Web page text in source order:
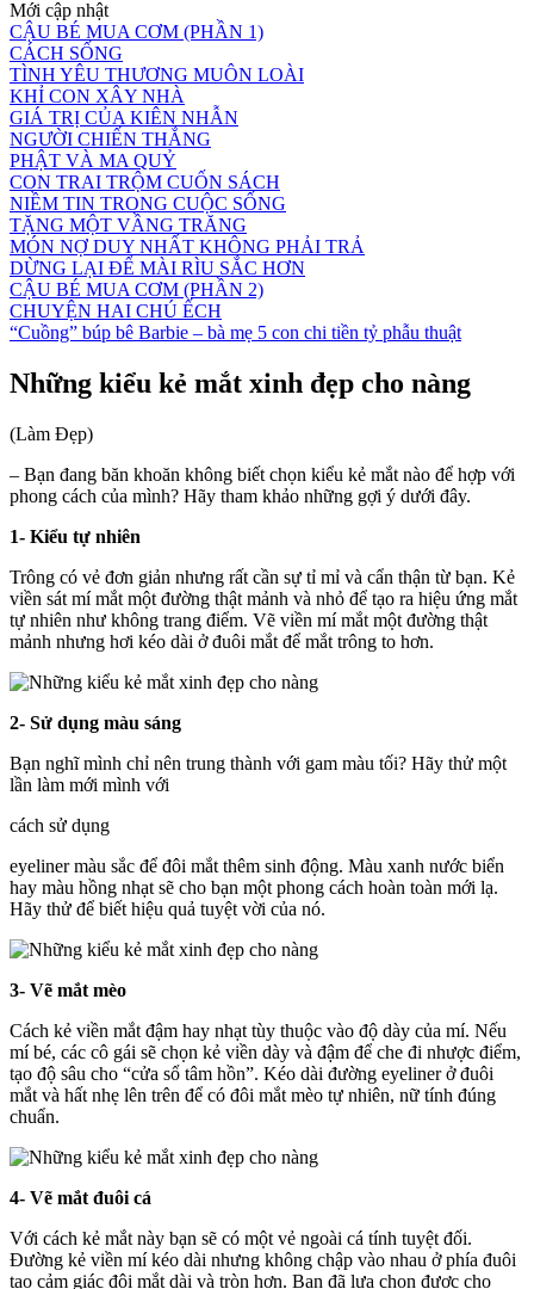
Mới cập nhật
CẬU BÉ MUA CƠM (PHẦN 1)
CÁCH SỐNG
TÌNH YÊU THƯƠNG MUÔN LOÀI
KHỈ CON XÂY NHÀ
GIÁ TRỊ CỦA KIÊN NHẪN
NGƯỜI CHIẾN THẮNG
PHẬT VÀ MA QUỶ
CON TRAI TRỘM CUỐN SÁCH
NIỀM TIN TRONG CUỘC SỐNG
TẶNG MỘT VẦNG TRĂNG
MÓN NỢ DUY NHẤT KHÔNG PHẢI TRẢ
DỪNG LẠI ĐỂ MÀI RÌU SẮC HƠN
CẬU BÉ MUA CƠM (PHẦN 2)
CHUYỆN HAI CHÚ ẾCH
“Cuồng” búp bê Barbie – bà mẹ 5 con chi tiền tỷ phẫu thuật
Những kiểu kẻ mắt xinh đẹp cho nàng
(Làm Đẹp)
– Bạn đang băn khoăn không biết chọn kiểu kẻ mắt nào để hợp với
phong cách của mình? Hãy tham khảo những gợi ý dưới đây.
1- Kiểu tự nhiên
Trông có vẻ đơn giản nhưng rất cần sự tỉ mỉ và cẩn thận từ bạn. Kẻ
viền sát mí mắt một đường thật mảnh và nhỏ để tạo ra hiệu ứng mắt
tự nhiên như không trang điểm. Vẽ viền mí mắt một đường thật
mảnh nhưng hơi kéo dài ở đuôi mắt để mắt trông to hơn.
2- Sử dụng màu sáng
Bạn nghĩ mình chỉ nên trung thành với gam màu tối? Hãy thử một
lần làm mới mình với
cách sử dụng
eyeliner màu sắc để đôi mắt thêm sinh động. Màu xanh nước biển
hay màu hồng nhạt sẽ cho bạn một phong cách hoàn toàn mới lạ.
Hãy thử để biết hiệu quả tuyệt vời của nó.
3- Vẽ mắt mèo
Cách kẻ viền mắt đậm hay nhạt tùy thuộc vào độ dày của mí. Nếu
mí bé, các cô gái sẽ chọn kẻ viền dày và đậm để che đi nhược điểm,
tạo độ sâu cho “cửa sổ tâm hồn”. Kéo dài đường eyeliner ở đuôi
mắt và hất nhẹ lên trên để có đôi mắt mèo tự nhiên, nữ tính đúng
chuẩn.
4- Vẽ mắt đuôi cá
Với cách kẻ mắt này bạn sẽ có một vẻ ngoài cá tính tuyệt đối.
Đường kẻ viền mí kéo dài nhưng không chập vào nhau ở phía đuôi
tạo cảm giác đôi mắt dài và tròn hơn. Bạn đã lựa chọn được cho